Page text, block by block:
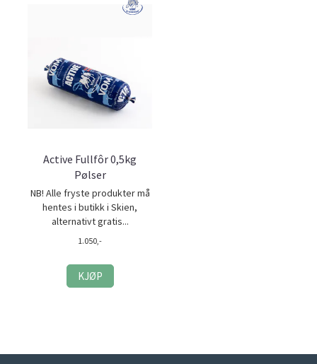
Active Fullfôr 0,5kg
Pølser
NB! Alle fryste produkter må
hentes i butikk i Skien,
alternativt gratis...
1.050,-
KJØP